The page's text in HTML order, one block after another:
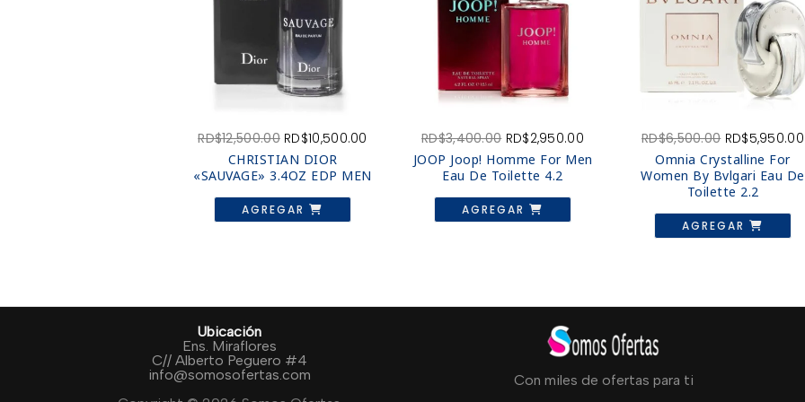
RD$12,500.00 El
precio
original
era:
RD$12,500.00.
RD$10,500.00
actual
es:
RD$10,500.00.
CHRISTIAN DIOR
«SAUVAGE» 3.4OZ EDP MEN
AGREGAR
RD$3,400.00 El
precio
original
era:
RD$3,400.00.
RD$2,950.00El
precio
actual
JOOP Joop! Homme For Men
Eau De Toilette 4.2
AGREGAR
RD$6,500.00 El
precio
original
era:
RD$6,500.00.
RD$5,950.00El
Omnia Crystalline For
Women By Bvlgari Eau De
Toilette 2.2
AGREGAR
Ubicación
Ens. Miraflores
C// Alberto Peguero #4
info@somosofertas.com
Con miles de ofertas para ti